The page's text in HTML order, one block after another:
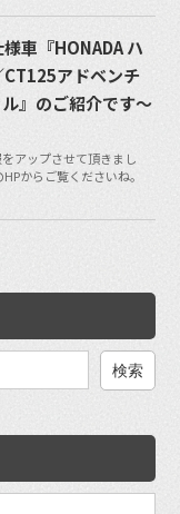
車『HONADA ハ
CT125アドベンチ
』のご紹介です〜
アップさせて頂きまし
からご覧くださいね。